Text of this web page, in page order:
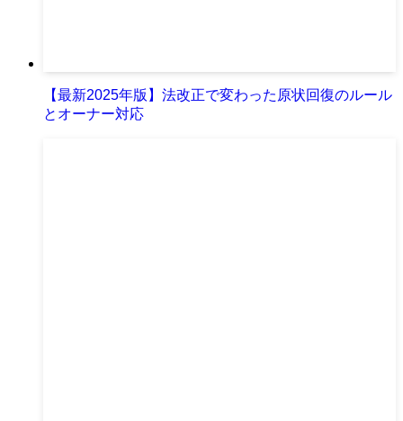
【最新2025年版】法改正で変わった原状回復のルール
とオーナー対応